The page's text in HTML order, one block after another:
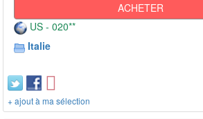
ACHETER
US - 020**
Italie
+ ajout à ma sélection